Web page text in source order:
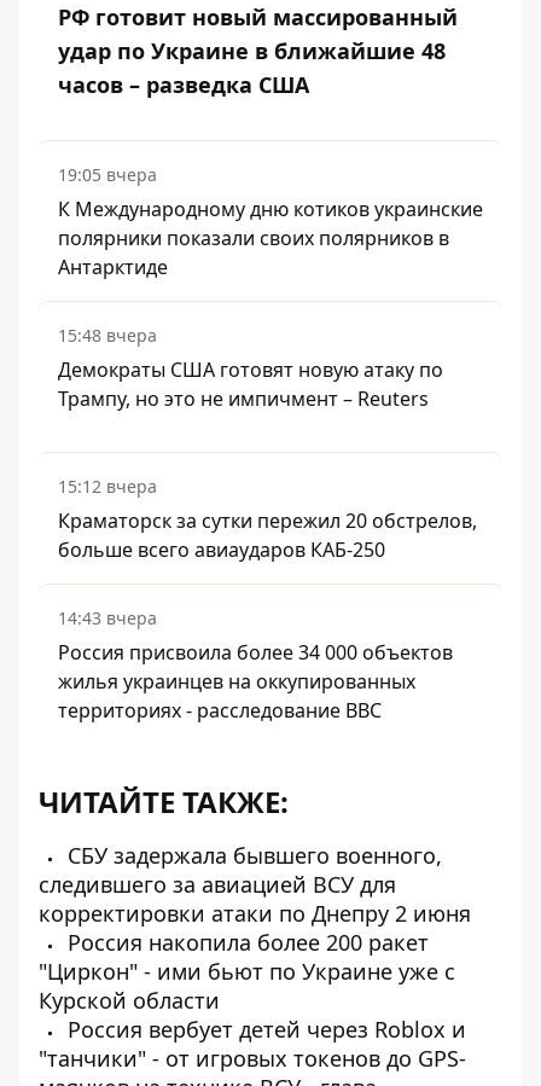
РФ готовит новый массированный
удар по Украине в ближайшие 48
часов – разведка США
19:05 вчера
К Международному дню котиков украинские
полярники показали своих полярников в
Антарктиде
15:48 вчера
Демократы США готовят новую атаку по
Трампу, но это не импичмент – Reuters
15:12 вчера
Краматорск за сутки пережил 20 обстрелов,
больше всего авиаударов КАБ-250
14:43 вчера
Россия присвоила более 34 000 объектов
жилья украинцев на оккупированных
территориях - расследование BBC
ЧИТАЙТЕ ТАКЖЕ:
СБУ задержала бывшего военного,
следившего за авиацией ВСУ для
корректировки атаки по Днепру 2 июня
Россия накопила более 200 ракет
"Циркон" - ими бьют по Украине уже с
Курской области
Россия вербует детей через Roblox и
"танчики" - от игровых токенов до GPS-